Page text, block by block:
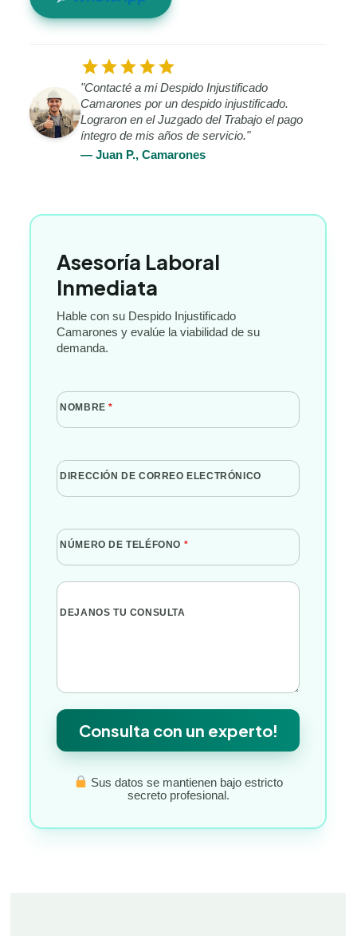
starstarstarstarstar
"Contacté a mi Despido Injustificado
Camarones por un despido injustificado.
Lograron en el Juzgado del Trabajo el pago
íntegro de mis años de servicio."
— Juan P., Camarones
Asesoría Laboral
Inmediata
Hable con su Despido Injustificado
Camarones y evalúe la viabilidad de su
demanda.
NOMBRE*
DIRECCIÓN DE CORREO ELECTRÓNICO
NÚMERO DE TELÉFONO *
DEJANOS TU CONSULTA
Consulta con un experto!
Sus datos se mantienen bajo estricto
secreto profesional.